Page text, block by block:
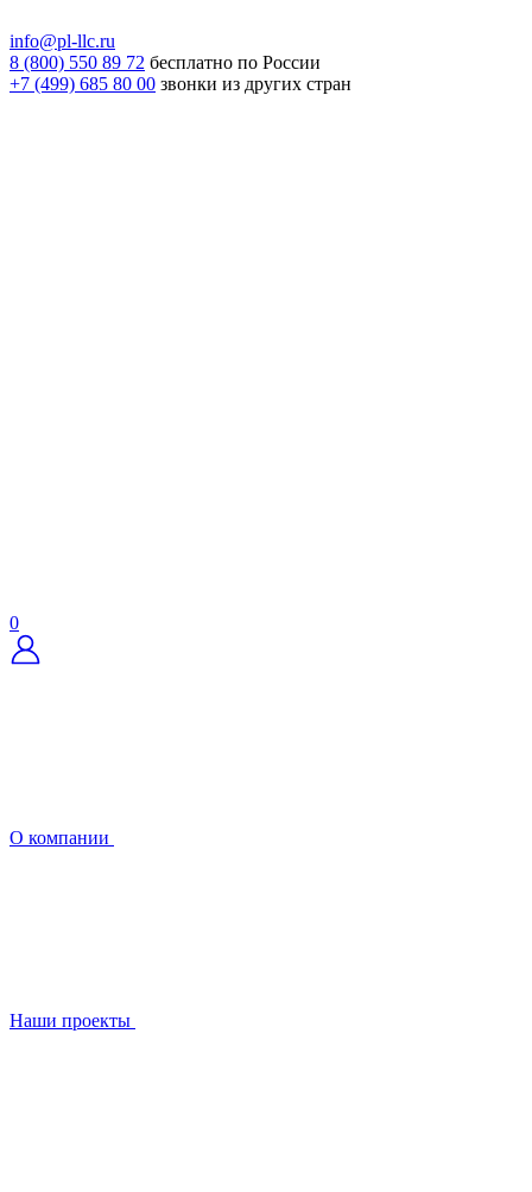
info@pl-llc.ru
8 (800) 550 89 72 бесплатно по России
+7 (499) 685 80 00 звонки из других стран
0
О компании
Наши проекты